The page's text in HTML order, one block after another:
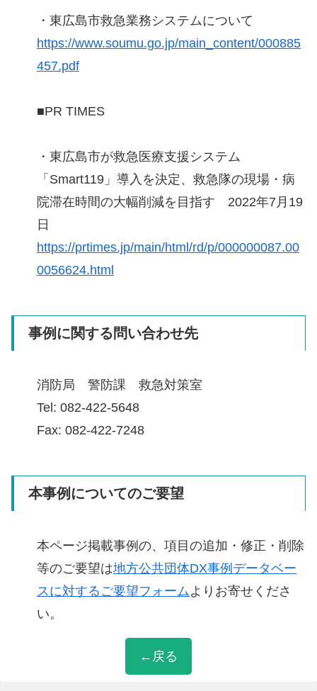
←戻る
・東広島市救急業務システムについて
https://www.soumu.go.jp/main_content/000885
457.pdf
■PR TIMES
・東広島市が救急医療支援システム
「Smart119」導入を決定、救急隊の現場・病
院滞在時間の大幅削減を目指す 2022年7月19
日
https://prtimes.jp/main/html/rd/p/000000087.00
0056624.html
事例に関する問い合わせ先
消防局 警防課 救急対策室
Tel: 082-422-5648
Fax: 082-422-7248
本事例についてのご要望
本ページ掲載事例の、項目の追加・修正・削除
等のご要望は地方公共団体DX事例データベー
スに対するご要望フォーム よりお寄せくださ
い。